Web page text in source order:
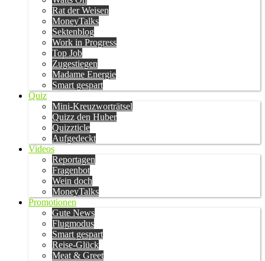
Rat der Weisen
MoneyTalks
Sektenblog
Work in Progress
Top Job
Zugestiegen
Madame Energie
Smart gespart
Quiz
Mini-Kreuzworträtsel
Quizz den Huber
Quizzticle
Aufgedeckt
Videos
Reportagen
Fragenbot
Wein doch
MoneyTalks
Promotionen
Gute News
Flugmodus
Smart gespart
Reise-Glück
Meat & Greet